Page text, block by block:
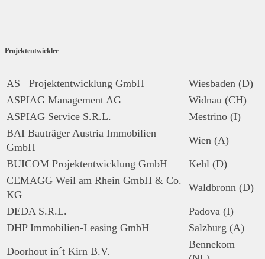
Projektentwickler
AS Projektentwicklung GmbH
Wiesbaden (D)
ASPIAG Management AG
Widnau (CH)
ASPIAG Service S.R.L.
Mestrino (I)
BAI Bauträger Austria Immobilien
GmbH
Wien (A)
BUICOM Projektentwicklung GmbH
Kehl (D)
CEMAGG Weil am Rhein GmbH & Co.
KG
Waldbronn (D)
DEDA S.R.L.
Padova (I)
DHP Immobilien-Leasing GmbH
Salzburg (A)
Doorhout in´t Kirn B.V.
Bennekom